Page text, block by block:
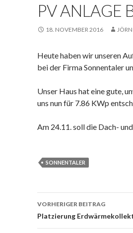
PV ANLAGE
18. NOVEMBER 2016
Heute haben wir unseren
bei der Firma Sonnentaler
Unser Haus hat eine gute,
uns nun für 7.86 KWp
Am 24.11. soll die Dach-
SONNENTALER
Beitrags-
Navigation
VORHERIGER BEITRAG
Platzierung